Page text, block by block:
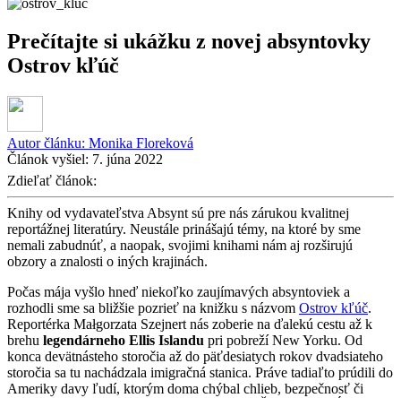
Prečítajte si ukážku z novej absyntovky
Ostrov kľúč
Autor článku: Monika Floreková
Článok vyšiel: 7. júna 2022
Zdieľať článok:
Knihy od vydavateľstva Absynt sú pre nás zárukou kvalitnej
reportážnej literatúry. Neustále prinášajú témy, na ktoré by sme
nemali zabudnúť, a naopak, svojimi knihami nám aj rozširujú
obzory a znalosti o iných krajinách.
Počas mája vyšlo hneď niekoľko zaujímavých absyntoviek a
rozhodli sme sa bližšie pozrieť na knižku s názvom Ostrov kľúč.
Reportérka Małgorzata Szejnert nás zoberie na ďalekú cestu až k
brehu legendárneho Ellis Islandu pri pobreží New Yorku. Od
konca devätnásteho storočia až do päťdesiatych rokov dvadsiateho
storočia sa tu nachádzala imigračná stanica. Práve tadiaľto prúdili do
Ameriky davy ľudí, ktorým doma chýbal chlieb, bezpečnosť či